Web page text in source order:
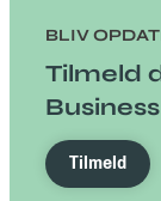
BLIV
Tilmeld
Tilmeld